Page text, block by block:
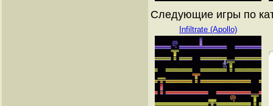
Следующие игры по
Infiltrate (Apollo)